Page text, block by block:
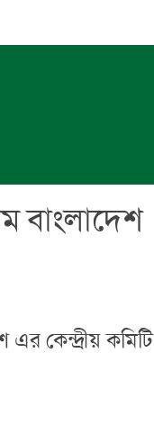
বাংলাদেশ
কেন্দ্রীয় কমিটি